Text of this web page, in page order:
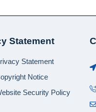
Statement
Statement
Notice
Security Policy